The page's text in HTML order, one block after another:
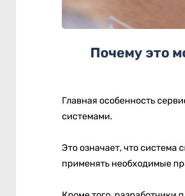
Почему это
Главная особенность
системами.
Это означает, что система
применять необходимые